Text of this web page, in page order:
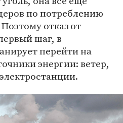
по потреблению
отказ от
шаг, в
перейти на
энергии: ветер,